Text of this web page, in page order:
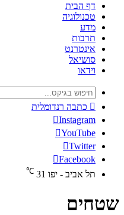
דף הבית
טכנולוגיה
מדע
תרבות
אינטרנט
סושיאל
וידאו
כתבה רנדומלית
Instagram
YouTube
Twitter
Facebook
תל אביב - יפו 31
℃
שטחים